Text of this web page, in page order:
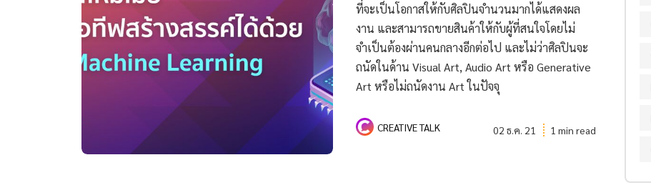
ที่จะเป็นโอกาสให้กับศิลปินจำนวนมากได้แสดงผล
งาน และสามารถขายสินค้าให้กับผู้ที่สนใจโดยไม่
จำเป็นต้องผ่านคนกลางอีกต่อไป และไม่ว่าศิลปินจะ
ถนัดในด้าน Visual Art, Audio Art หรือ Generative
Art หรือไม่ถนัดงาน Art ในปัจจุ
CREATIVE TALK 02 ธ.ค. 21 1 min read